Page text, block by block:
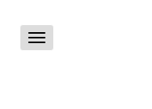
Toggle